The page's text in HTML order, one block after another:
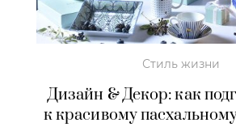
Стиль жизни
Дизайн & Декор: как
к красивому